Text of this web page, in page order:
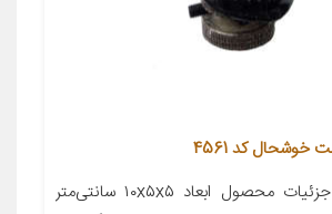
کد 4561
معرفی محصول جزئیات محصول ابعاد ۱۰x۵x۵ سانتی‌متر